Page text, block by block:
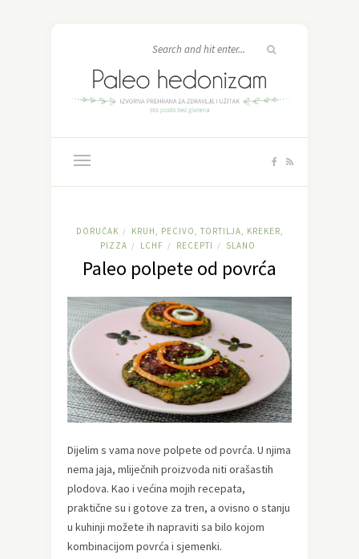
DORUČAK /
KRUH, PECIVO, TORTILJA, KREKER,
PIZZA / LCHF / RECEPTI / SLANO
Paleo polpete od povrća
Dijelim s vama nove polpete od povrća. U njima
nema jaja, mliječnih proizvoda niti orašastih
plodova. Kao i većina mojih recepata,
praktične su i gotove za tren, a ovisno o stanju
u kuhinji možete ih napraviti sa bilo kojom
kombinacijom povrća i sjemenki.